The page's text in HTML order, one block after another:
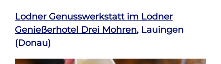
Lodner Genusswerkstatt im Lodner
Genießerhotel Drei Mohren, Lauingen
(Donau)